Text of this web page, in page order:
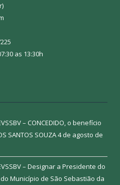
as 13:30h
– CONCEDIDO, o benefício
SANTOS SOUZA4 de agosto de
– Designar a Presidente do
Município de São Sebastião da